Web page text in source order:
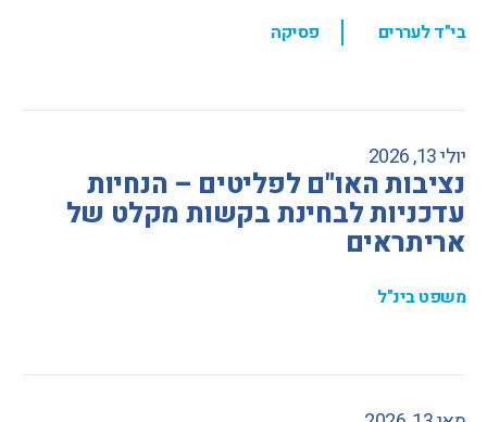
בי"ד לעררים , פסיקה
יולי 13, 2026
נציבות האו"ם לפליטים – הנחיות
עדכניות לבחינת בקשות מקלט של
אריתראים
משפט בינ"ל